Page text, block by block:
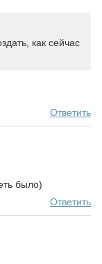
как сейчас
Ответить
было)
Ответить